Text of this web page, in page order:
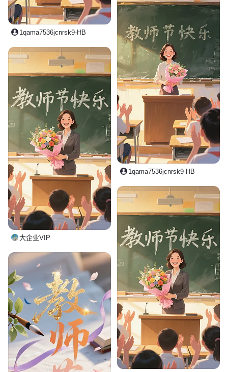
1qama7536jcnrsk9-HB
1qama7536jcnrsk9-HB
大企业VIP